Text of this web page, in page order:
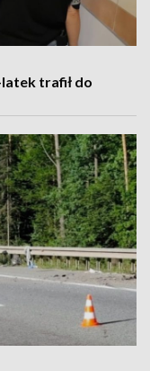
trafił do